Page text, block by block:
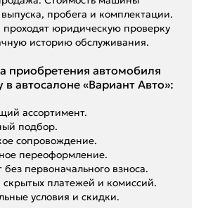
выпуска, пробега и комплектации.
проходят юридическую проверку
историю обслуживания.
приобретения автомобиля
в автосалоне «Вариант Авто»:
ассортимент.
подбор.
сопровождение.
переоформление.
без первоначального взноса.
скрытых платежей и комиссий.
условия и скидки.